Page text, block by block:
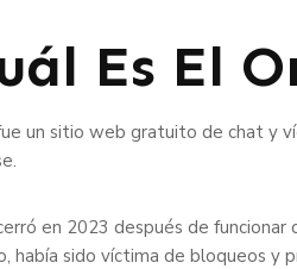
Es El
un sitio web gratuito de chat y
en 2023 después de
había sido víctima de bloqueos y